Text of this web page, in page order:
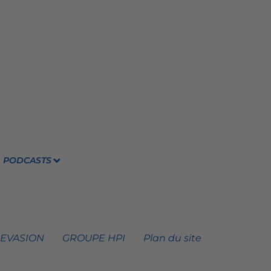
PODCASTS
GROUPE HPI Plan du site